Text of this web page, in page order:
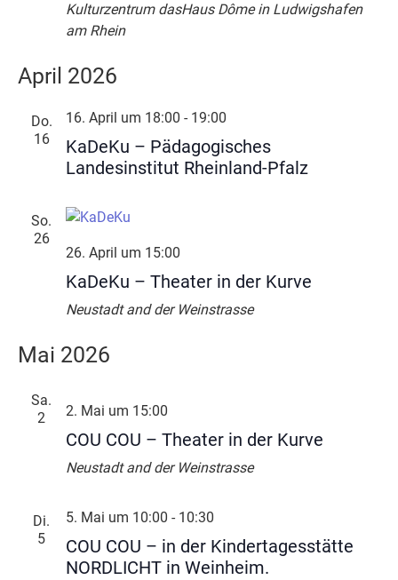
Kulturzentrum dasHaus Dôme in Ludwigshafen
am Rhein
April 2026
Do.
16
16. April um 18:00 - 19:00
KaDeKu – Pädagogisches
Landesinstitut Rheinland-Pfalz
So.
26
26. April um 15:00
KaDeKu – Theater in der Kurve
Neustadt and der Weinstrasse
Mai 2026
Sa.
2
2. Mai um 15:00
COU COU – Theater in der Kurve
Neustadt and der Weinstrasse
Di.
5
5. Mai um 10:00 - 10:30
COU COU – in der Kindertagesstätte
NORDLICHT in Weinheim.